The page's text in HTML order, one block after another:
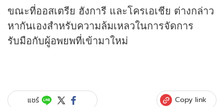
ขณะที่ออสเตรีย ฮังการี และโครเอเชีย ต่างกล่าว
หากันเองสำหรับความล้มเหลวในการจัดการ
รับมือกับผู้อพยพที่เข้ามาใหม่
แชร์ Copy link